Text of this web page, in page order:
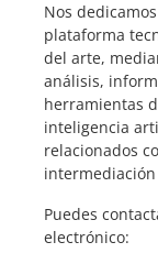
Nos
plataforma
del arte,
análisis,
herramientas
inteligencia
relacionados
Puedes
electrónico: